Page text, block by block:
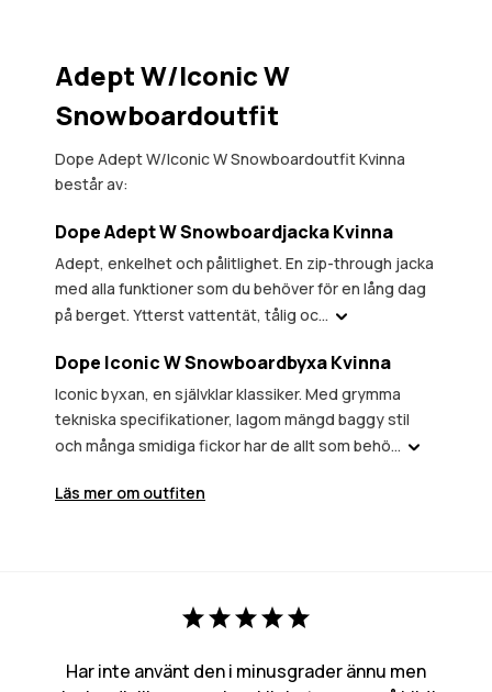
Adept W/Iconic W
Snowboardoutfit
Dope Adept W/Iconic W Snowboardoutfit Kvinna
består av:
Dope Adept W Snowboardjacka Kvinna
Adept, enkelhet och pålitlighet. En zip-through jacka
med alla funktioner som du behöver för en lång dag
på berget. Ytterst vattentät, tålig oc...
Dope Iconic W Snowboardbyxa Kvinna
Iconic byxan, en självklar klassiker. Med grymma
tekniska specifikationer, lagom mängd baggy stil
och många smidiga fickor har de allt som behö...
Läs mer om outfiten
Har inte använt den i minusgrader ännu men